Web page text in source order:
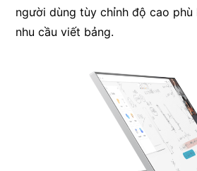
người dùng tùy chỉnh độ cao
nhu cầu viết bảng.